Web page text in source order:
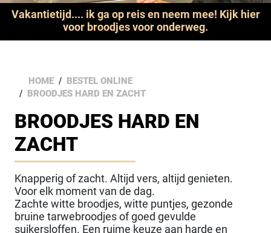
Vakantietijd.... ik ga op reis en neem mee! Kijk hier
voor broodjes voor onderweg.
HOME
BESTEL ONLINE
BROODJES HARD EN ZACHT
BROODJES HARD EN
ZACHT
Knapperig of zacht. Altijd vers, altijd genieten.
Voor elk moment van de dag.
Zachte witte broodjes, witte puntjes, gezonde
bruine tarwebroodjes of goed gevulde
suikersloffen. Een ruime keuze aan harde en